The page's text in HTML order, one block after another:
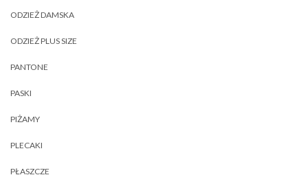
ODZIEŻ DAMSKA
ODZIEŻ PLUS SIZE
PANTONE
PASKI
PIŻAMY
PLECAKI
PŁASZCZE